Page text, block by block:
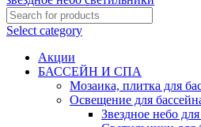
Select category
Акции
БАССЕЙН И СПА
Мозаика, плитка для
Освещение для
Звездное небо